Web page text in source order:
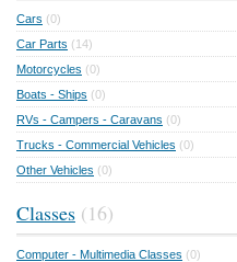
Cars (0)
Car Parts (14)
Motorcycles (0)
Boats - Ships (0)
RVs - Campers - Caravans (0)
Trucks - Commercial Vehicles (0)
Other Vehicles (0)
Classes (16)
Computer - Multimedia Classes (0)